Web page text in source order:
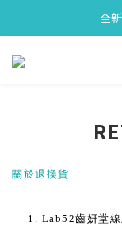
全
關於退換貨
1. Lab52齒妍堂